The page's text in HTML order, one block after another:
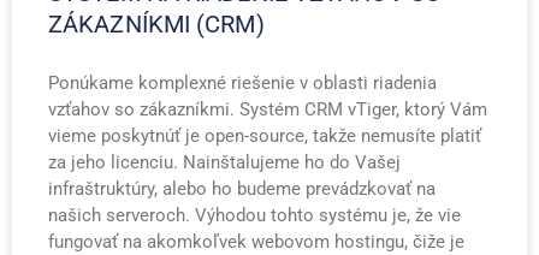
ZÁKAZNÍKMI (CRM)
Ponúkame komplexné riešenie v oblasti riadenia
vzťahov so zákazníkmi. Systém CRM vTiger, ktorý Vám
vieme poskytnúť je open-source, takže nemusíte platiť
za jeho licenciu. Nainštalujeme ho do Vašej
infraštruktúry, alebo ho budeme prevádzkovať na
našich serveroch. Výhodou tohto systému je, že vie
fungovať na akomkoľvek webovom hostingu, čiže je